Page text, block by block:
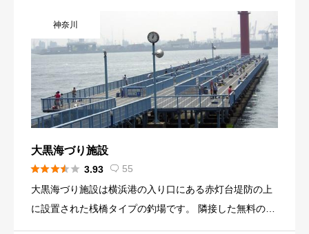
しておりますので、手ぶらで来ても手軽にご利用でき、
カップル・家族連れにも最適な海釣りスポットです。
神奈川
大黒海づり施設
 3.93  55
大黒海づり施設は横浜港の入り口にある赤灯台堤防の上
に設置された桟橋タイプの釣場です。 隣接した無料の緑